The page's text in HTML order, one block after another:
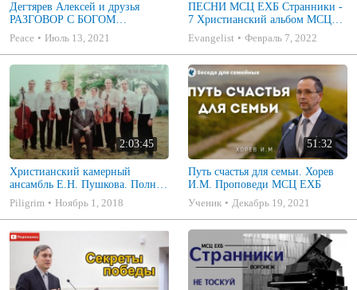
Дегтярев Алексей и друзья
РАЗГОВОР С БОГОМ
Христианские песни МСЦ ЕХБ
2021 (7я)
Peace Июль 13, 2021
ПЕСНИ МСЦ ЕХБ Странники -
7 Христианский альбом МСЦ
ЕХБ
Evangelist Февраль 7, 2022
2:03:45
Христианский камерный
ансамбль Е.Н. Пушкова. Полное
собрание
Piligrim Ноябрь 1, 2018
51:32
Путь счастья для семьи. Хорев
И.М. Проповеди МСЦ ЕХБ
Ученик
Декабрь 19, 2021